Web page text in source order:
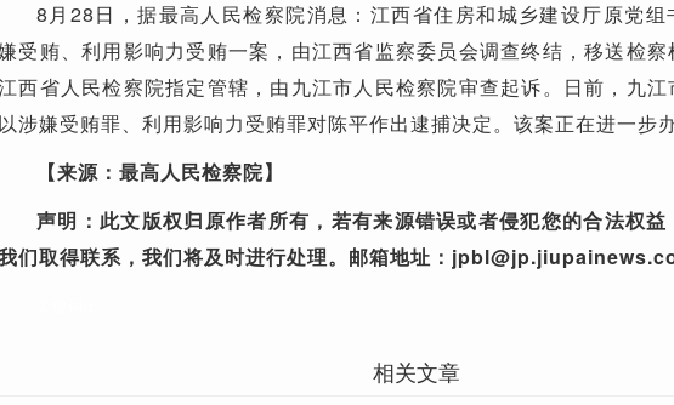
8月28日，据最高人民检察院消息：江西省住房和城乡建设厅原党组
受贿、利用影响力受贿一案，由江西省监察委员会调查终结，移送检
西省人民检察院指定管辖，由九江市人民检察院审查起诉。日前，九
以涉嫌受贿罪、利用影响力受贿罪对陈平作出逮捕决定。该案正在进一步办
【来源：最高人民检察院】
声明：此文版权归原作者所有，若有来源错误或者侵犯您的合法权
们取得联系，我们将及时进行处理。邮箱地址：
相关文章